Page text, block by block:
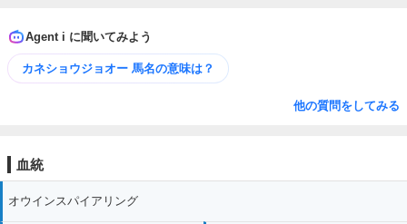
Agent i に聞いてみよう
カネショウジョオー 馬名の意味は？
他の質問をしてみる
血統
オウインスパイアリング